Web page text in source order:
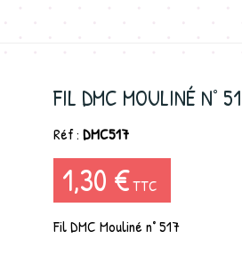
FIL DMC MOULINÉ N°
Réf : DMC517
1,30 €TTC
Fil DMC Mouliné n° 517